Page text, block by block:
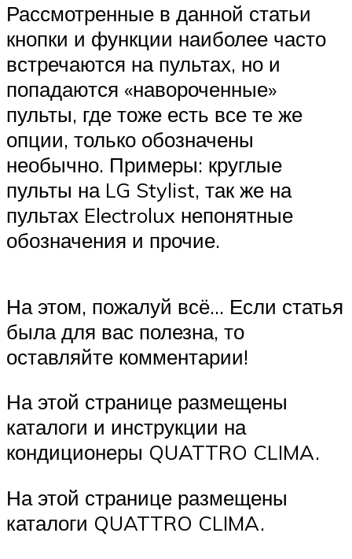
Рассмотренные в данной статьи
кнопки и функции наиболее часто
встречаются на пультах, но и
попадаются «навороченные»
пульты, где тоже есть все те же
опции, только обозначены
необычно. Примеры: круглые
пульты на LG Stylist, так же на
пультах Electrolux непонятные
обозначения и прочие.
На этом, пожалуй всё… Если статья
была для вас полезна, то
оставляйте комментарии!
На этой странице размещены
каталоги и инструкции на
кондиционеры QUATTRO CLIMA.
На этой странице размещены
каталоги QUATTRO CLIMA.